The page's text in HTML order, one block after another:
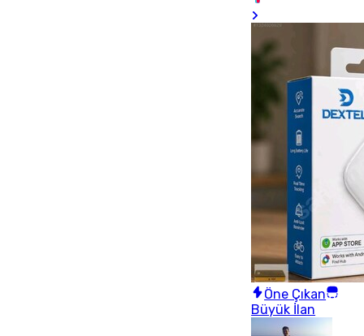
Öne Çıkan
Büyük İlan